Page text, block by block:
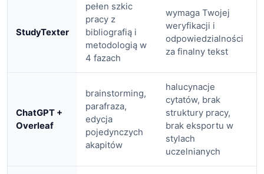
StudyTexter
pełen szkic
pracy z
bibliografią i
metodologią w
4 fazach
wymaga Twojej
weryfikacji i
odpowiedzialności
za finalny tekst
ChatGPT +
Overleaf
brainstorming,
parafraza,
edycja
pojedynczych
akapitów
halucynacje
cytatów, brak
struktury pracy,
brak eksportu w
stylach
uczelnianych